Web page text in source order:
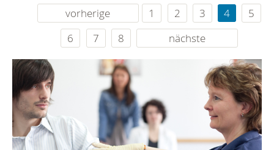
vorherige 1 2 3 4
5
6
7 8 nächste